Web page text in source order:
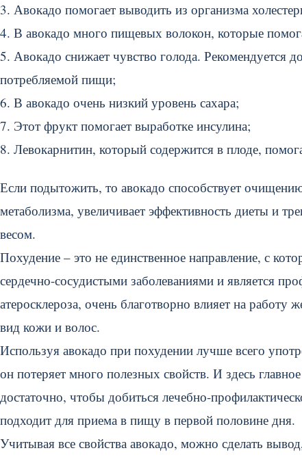
3. Авокадо помогает выводить из организма
4. В авокадо много пищевых волокон, которые
5. Авокадо снижает чувство голода. Рекомендуется
потребляемой пищи;
6. В авокадо очень низкий уровень сахара;
7. Этот фрукт помогает выработке инсулина;
8. Левокарнитин, который содержится в плоде,
Если подытожить, то авокадо способствует
метаболизма, увеличивает эффективность диеты и
весом.
Похудение – это не единственное направление, с
сердечно-сосудистыми заболеваниями и является
атеросклероза, очень благотворно влияет на
вид кожи и волос.
Используя авокадо при похудении лучше всего
он потеряет много полезных свойств. И здесь
достаточно, чтобы добиться лечебно-
подходит для приема в пищу в первой половине дня.
Учитывая все свойства авокадо, можно сделать